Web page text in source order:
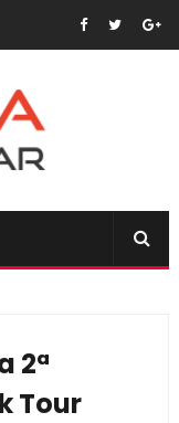
2ª
Tour